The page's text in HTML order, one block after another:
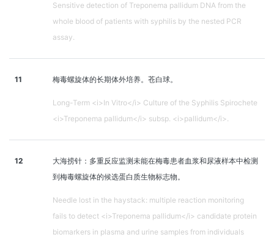
Sensitive detection of Treponema pallidum DNA from the
whole blood of patients with syphilis by the nested PCR
assay.
11 梅毒螺旋体的长期体外培养。苍白球。
Long-Term <i>In Vitro</i> Culture of the Syphilis Spirochete
<i>Treponema pallidum</i> subsp. <i>pallidum</i>.
12
大海捞针：多重反应监测未能在梅毒患者血浆和尿液样本中检测
到梅毒螺旋体的候选蛋白质生物标志物。
Needle lost in the haystack: multiple reaction monitoring
fails to detect <i>Treponema pallidum</i> candidate protein
biomarkers in plasma and urine samples from individuals